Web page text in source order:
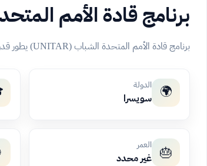
برنامج قادة الأمم
برنامج قادة الأمم المتحدة الشباب (UNITAR) يطور قدرات الشباب في الدبلوماسية والتنمية المستدامة عبر تدريب عملي في مدن أممية مختلفة.
🌍 الدولة
سويسرا
🎂 العمر
غير محدد